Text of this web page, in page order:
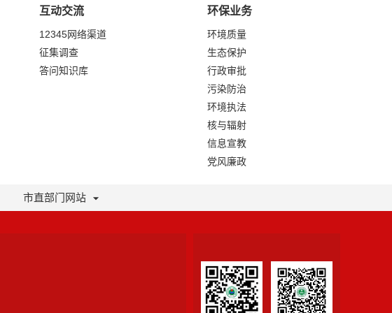
互动交流
12345网络渠道
征集调查
答问知识库
环保业务
环境质量
生态保护
行政审批
污染防治
环境执法
核与辐射
信息宣教
党风廉政
市直部门网站